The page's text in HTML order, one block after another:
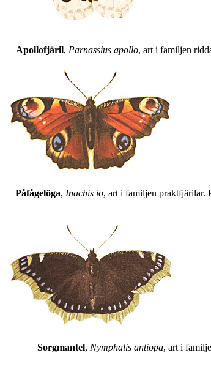
Apollofjäril, Parnassius apollo, art i familjen
Påfågelöga, Inachis io, art i familjen praktfjärilar.
Sorgmantel, Nymphalis antiopa, art i